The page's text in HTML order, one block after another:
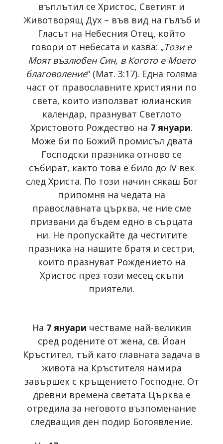
въплътил се Христос, Светият и
Животворящ Дух – във вид на гълъб и
Гласът на Небесния Отец, който
говори от небесата и казва: „Този е
Моят възлюбен Син, в Когото е Моето
благоволение“ (Мат. 3:17). Една голяма
част от православните християни по
света, които използват юлианския
календар, празнуват Светлото
Христовото Рождество на 7 януари.
Може би по Божий промисъл двата
Господски празника отново се
събират, както това е било до IV век
след Христа. По този начин сякаш Бог
припомня на чедата на
православната църква, че ние сме
призвани да бъдем едно в сърцата
ни. Не пропускайте да честитите
празника на нашите братя и сестри,
които празнуват Рождението на
Христос през този месец скъпи
приятели.
На 7 януари честваме най-великия
сред родените от жена, св. Йоан
Кръстител, тъй като главната задача в
живота на Кръстителя намира
завършек с кръщението Господне. От
древни времена светата Църква е
отредила за неговото възпоменание
следващия ден подир Богоявление.